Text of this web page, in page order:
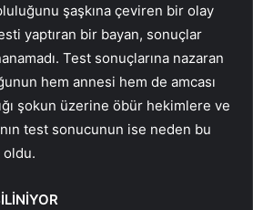
şaşkına çeviren bir olay
yaptıran bir bayan, sonuçlar
Test sonuçlarına nazaran
hem annesi hem de amcası
şokun üzerine öbür hekimlere ve
test sonucunun ise neden bu
oldu.